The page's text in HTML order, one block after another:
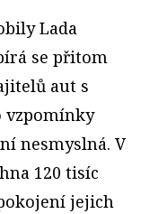
Lada
se přitom
aut s
vzpomínky
nesmyslná. V
120 tisíc
jejich